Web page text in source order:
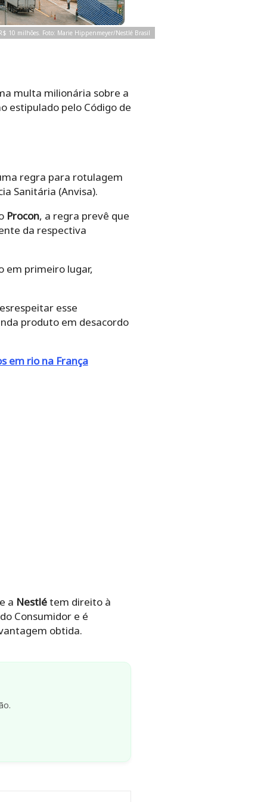
10 milhões. Foto: Marie Hippenmeyer/Nestlé Brasil
multa milionária sobre a
estipulado pelo Código de
regra para rotulagem
Sanitária (Anvisa).
Procon, a regra prevê que
da respectiva
em primeiro lugar,
esse
produto em desacordo
em rio na França
a Nestlétem direito à
Consumidor e é
obtida.